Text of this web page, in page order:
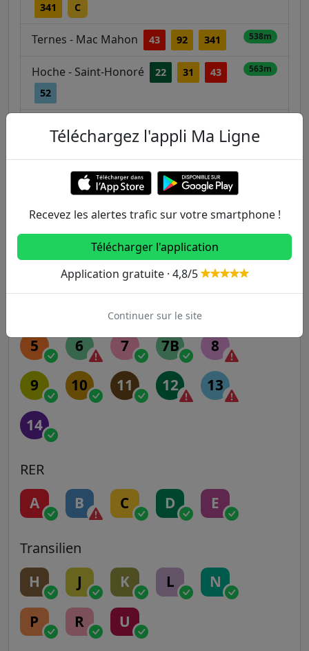
341 C
Ternes - Mac Mahon 43 92 341 538m
Hoche - Saint-Honoré 22 31
43
52
563m
Jouffroy d'Abbans - Malesherbes
20
163
Autres lignes
5 6 7 7B 8
9 10 11 12 13
14
RER
A B C D E
Transilien
H J K L N
P R U
Téléchargez l'appli Ma Ligne
Recevez les alertes trafic sur votre smartphone !
Télécharger l'application
Application gratuite · 4,8/5
Continuer sur le site